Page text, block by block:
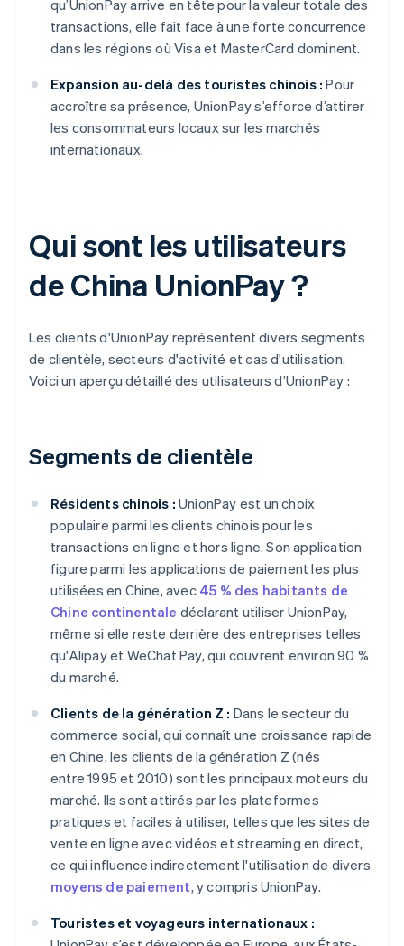
qu’UnionPay arrive en tête pour la valeur totale des
transactions, elle fait face à une forte concurrence
dans les régions où Visa et MasterCard dominent.
Expansion au-delà des touristes chinois : Pour
accroître sa présence, UnionPay s’efforce d’attirer
les consommateurs locaux sur les marchés
internationaux.
Qui sont les utilisateurs
de China UnionPay ?
Les clients d'UnionPay représentent divers segments
de clientèle, secteurs d'activité et cas d'utilisation.
Voici un aperçu détaillé des utilisateurs d’UnionPay :
Segments de clientèle
Résidents chinois : UnionPay est un choix
populaire parmi les clients chinois pour les
transactions en ligne et hors ligne. Son application
figure parmi les applications de paiement les plus
utilisées en Chine, avec 45 % des habitants de
Chine continentale déclarant utiliser UnionPay,
même si elle reste derrière des entreprises telles
qu'Alipay et WeChat Pay, qui couvrent environ 90 %
du marché.
Clients de la génération Z : Dans le secteur du
commerce social, qui connaît une croissance rapide
en Chine, les clients de la génération Z (nés
entre 1995 et 2010) sont les principaux moteurs du
marché. Ils sont attirés par les plateformes
pratiques et faciles à utiliser, telles que les sites de
vente en ligne avec vidéos et streaming en direct,
ce qui influence indirectement l'utilisation de divers
moyens de paiement, y compris UnionPay.
Touristes et voyageurs internationaux :